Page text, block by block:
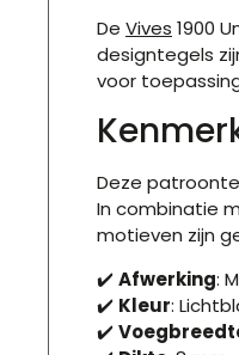
De Vives 1900
designtegels
voor
Deze
In combinatie
motieven zijn
✔️Afwerking:
✔️ Kleur:
✔️